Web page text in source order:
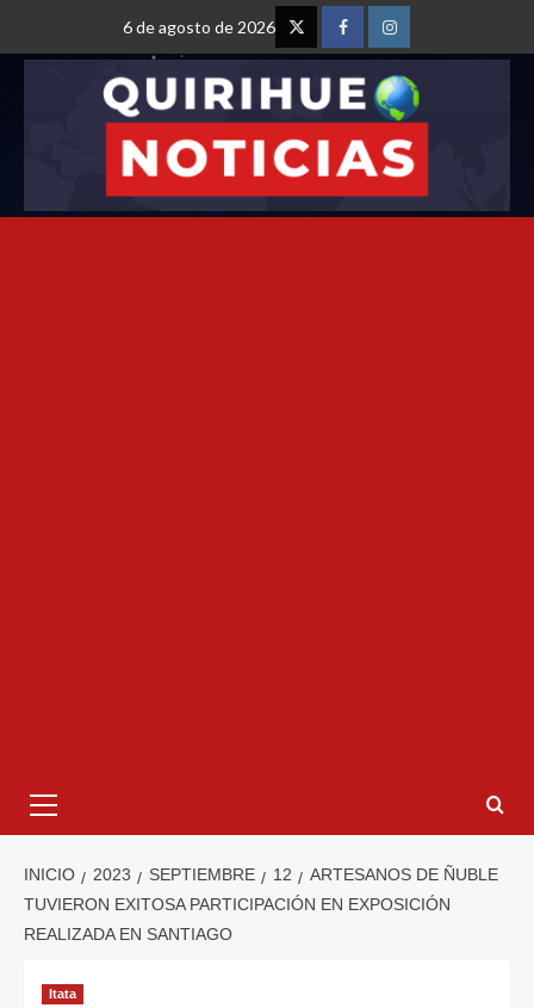
6 de agosto de 2026
INICIO 2023 SEPTIEMBRE 12
ARTESANOS DE ÑUBLE
TUVIERON EXITOSA PARTICIPACIÓN EN EXPOSICIÓN
REALIZADA EN SANTIAGO
Itata